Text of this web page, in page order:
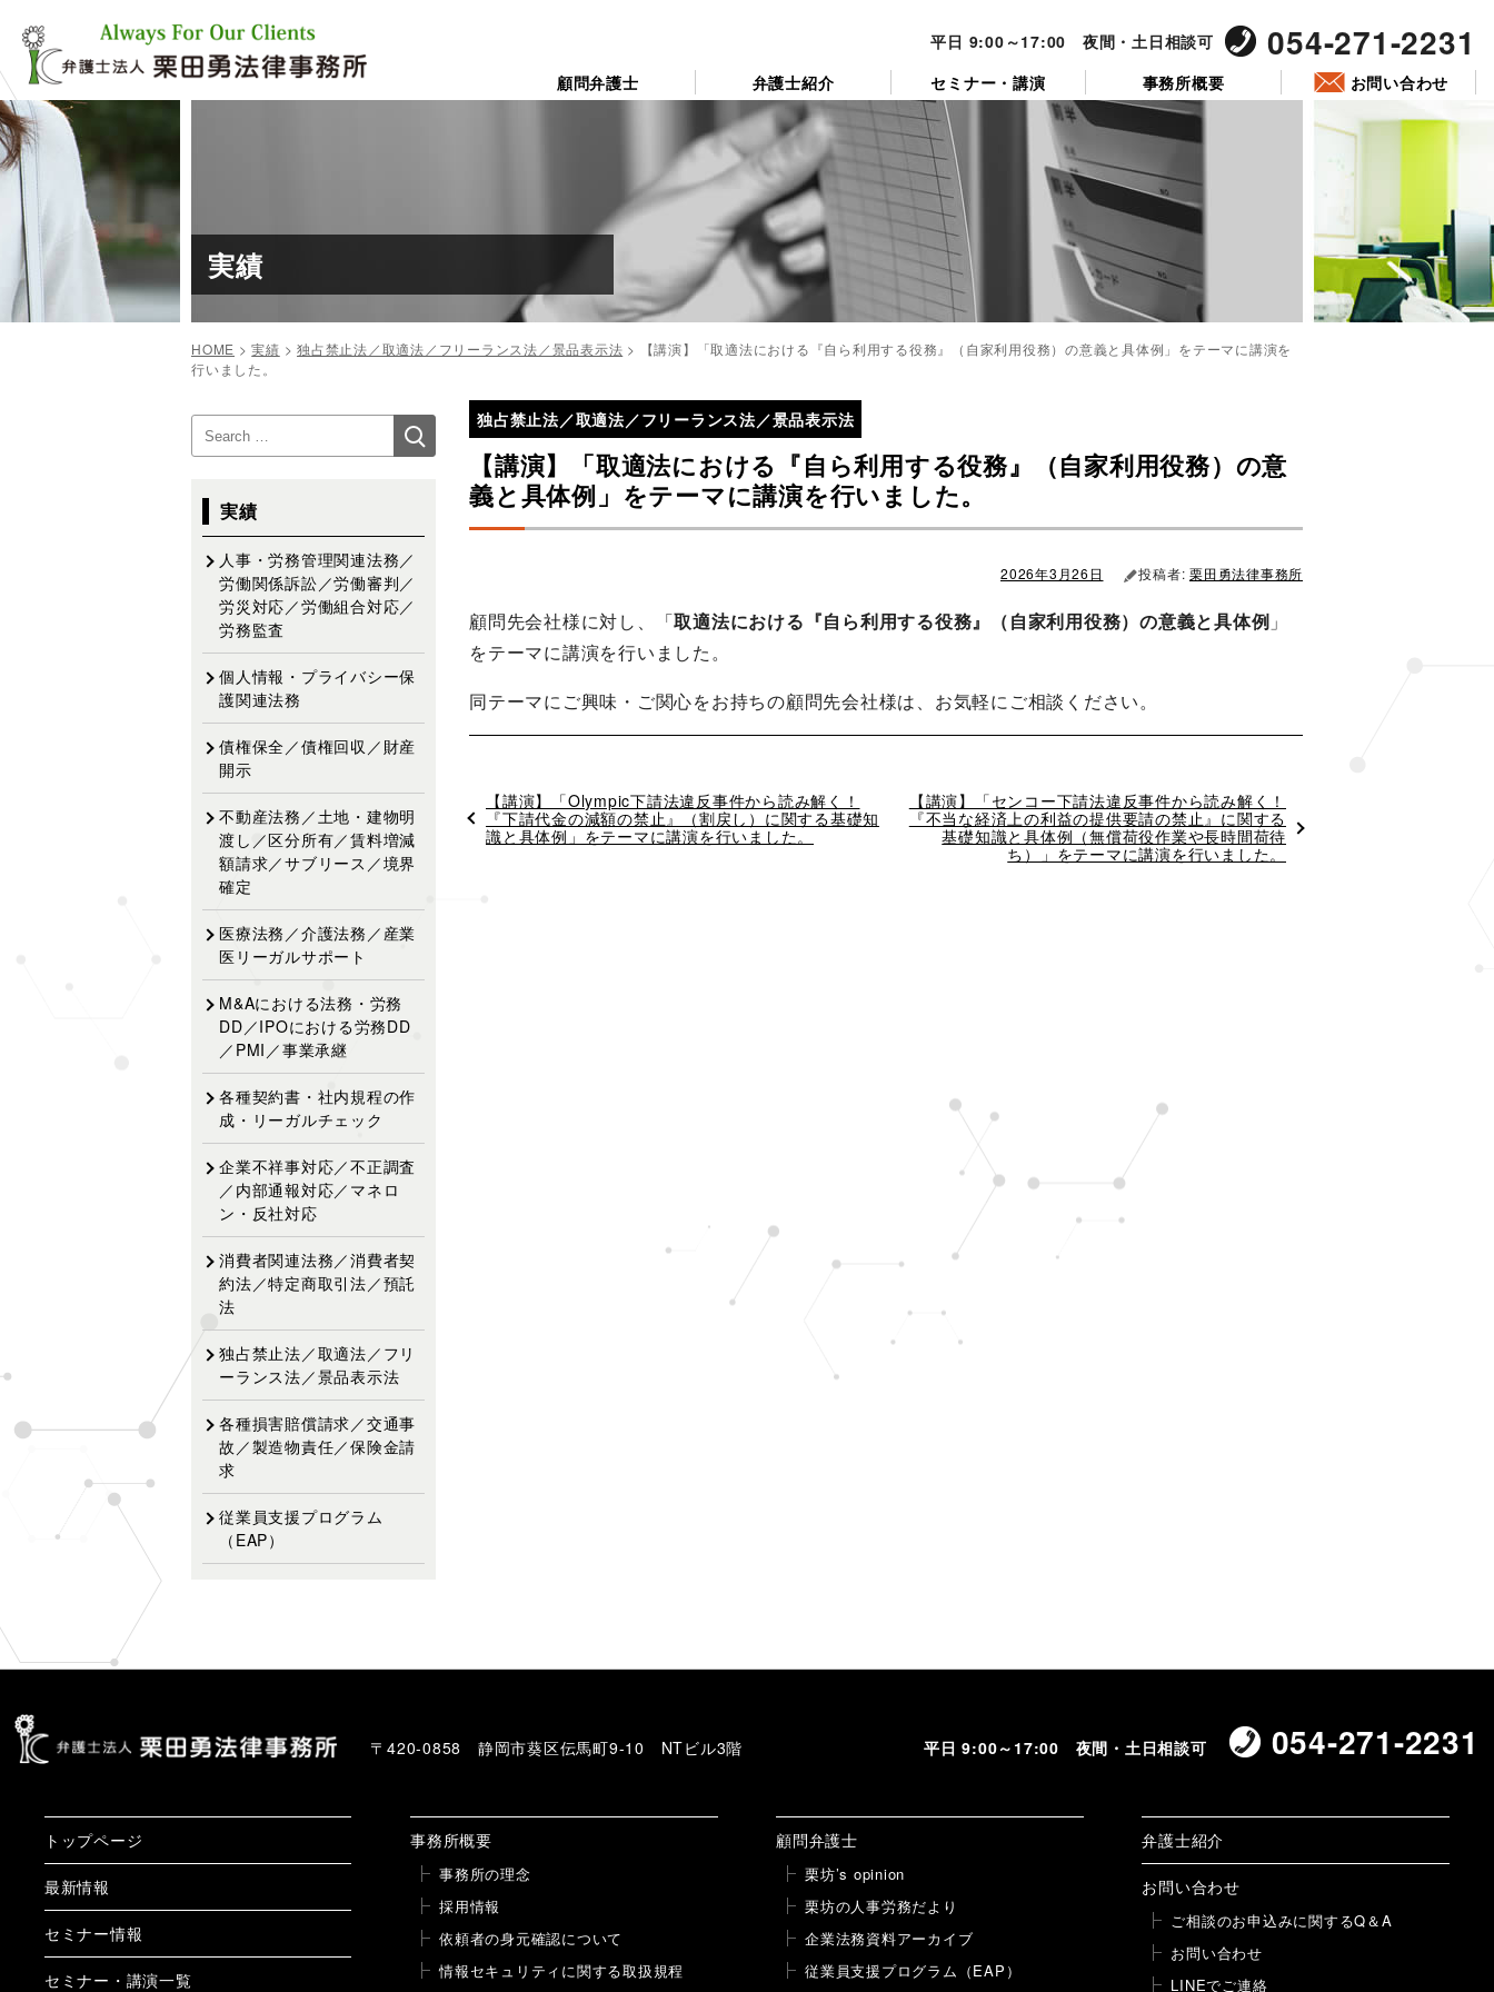
ン
ツ
へ
ス
平日 9:00～17:00 夜間・土日相談可 054-271-2231
顧問弁護士 弁護士紹介 セミナー・講演 事務所概要 お問い合わせ
実績
HOME >実績 > 独占禁止法／取適法／フリーランス法／景品表示法 >
【講演】「取適法における『自ら利用する役務』（自家利用役務）の意義と具体例」をテーマに講演を
行いました。
独占禁止法／取適法／フリーランス法／景品表示法
【講演】「取適法における『自ら利用する役務』（自家利用役務）の意
義と具体例」をテーマに講演を行いました。
2026年3月26日 投稿者: 栗田勇法律事務所
顧問先会社様に対し、「取適法における『自ら利用する役務』（自家利用役務）の意義と具体例 」
をテーマに講演を行いました。
同テーマにご興味・ご関心をお持ちの顧問先会社様は、お気軽にご相談ください。
投
稿
ナ
ビ
ゲ
ョ
ン
過
去
の
【講演】「Olympic下請法違反事件から読み解く！
『下請代金の減額の禁止』（割戻し）に関する基礎知
識と具体例」をテーマに講演を行いました。
次
の
【講演】「センコー下請法違反事件から読み解く！
『不当な経済上の利益の提供要請の禁止』に関する
基礎知識と具体例（無償荷役作業や長時間荷待
ち）」をテーマに講演を行いました。
検
索:
検
索
実績
人事・労務管理関連法務／
労働関係訴訟／労働審判／
労災対応／労働組合対応／
労務監査
個人情報・プライバシー保
護関連法務
債権保全／債権回収／財産
開示
不動産法務／土地・建物明
渡し／区分所有／賃料増減
額請求／サブリース／境界
確定
医療法務／介護法務／産業
医リーガルサポート
M&Aにおける法務・労務
DD／IPOにおける労務DD
／PMI／事業承継
各種契約書・社内規程の作
成・リーガルチェック
企業不祥事対応／不正調査
／内部通報対応／マネロ
ン・反社対応
消費者関連法務／消費者契
約法／特定商取引法／預託
法
独占禁止法／取適法／フリ
ーランス法／景品表示法
各種損害賠償請求／交通事
故／製造物責任／保険金請
求
従業員支援プログラム
（EAP）
〒420-0858 静岡市葵区伝馬町9-10 NTビル3階 平日 9:00～17:00 夜間・土日相談可 054-271-2231
トップページ
最新情報
セミナー情報
セミナー・講演一覧
事務所概要
事務所の理念
採用情報
依頼者の身元確認について
情報セキュリティに関する取扱規程
顧問弁護士
栗坊’s opinion
栗坊の人事労務だより
企業法務資料アーカイブ
従業員支援プログラム（EAP）
弁護士紹介
お問い合わせ
ご相談のお申込みに関するQ＆A
お問い合わせ
LINEでご連絡